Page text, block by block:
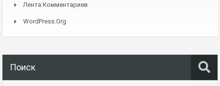
Лента Комментариев
WordPress.org
Поиск